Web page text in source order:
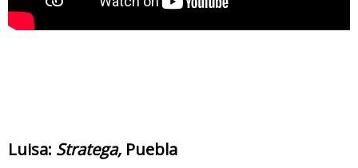
Luisa: Stratega, Puebla